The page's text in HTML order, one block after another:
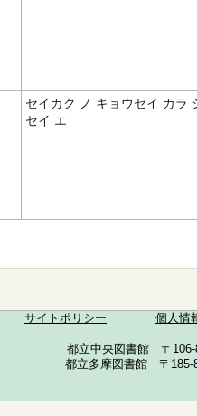
セイカク ノ キョウセイ カラ
セイ エ
サイトポリシー 個人情
都立中央図書館 〒
都立多摩図書館 〒185-